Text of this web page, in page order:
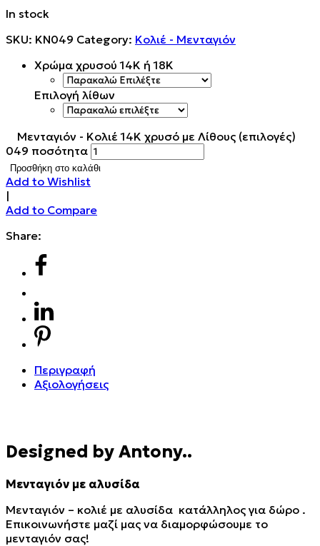
In stock
SKU: KN049 Category: Κολιέ - Μενταγιόν
Χρώμα χρυσού 14Κ ή 18K
Επιλογή λίθων
Μενταγιόν - Κολιέ 14Κ χρυσό με Λίθους (επιλογές)
049 ποσότητα
Προσθήκη στο καλάθι
Add to Wishlist
|
Add to Compare
Share:
Περιγραφή
Αξιολογήσεις
Designed by Antony..
Μενταγιόν με αλυσίδα
Μενταγιόν – κολιέ με αλυσίδα κατάλληλος για δώρο .
Επικοινωνήστε μαζί μας να διαμορφώσουμε το
μενταγιόν σας!